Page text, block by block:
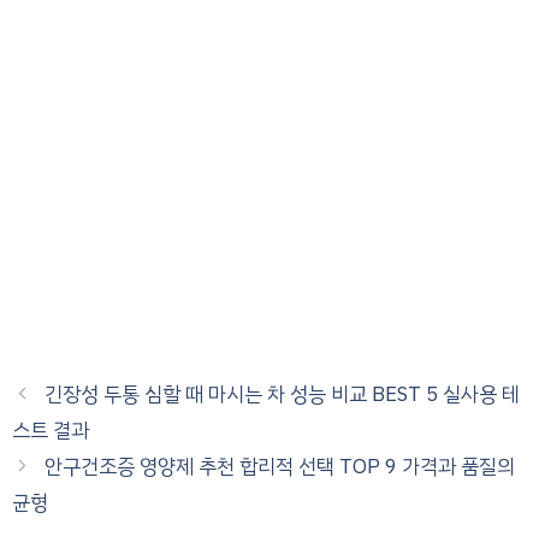
긴장성 두통 심할 때 마시는 차 성능 비교 BEST 5 실사용 테
스트 결과
안구건조증 영양제 추천 합리적 선택 TOP 9 가격과 품질의
균형